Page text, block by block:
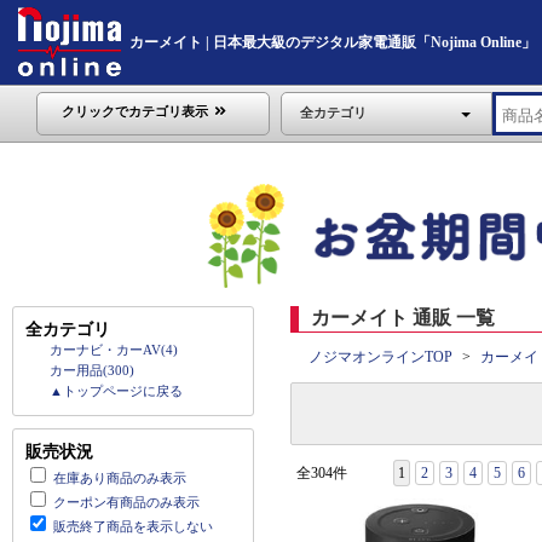
カーメイト | 日本最大級のデジタル家電通販「Nojima Online」
クリックでカテゴリ表示 全カテゴリ
全カテゴリ
カーナビ・カーAV(4)
カー用品(300)
▲トップページに戻る
販売状況
在庫あり商品のみ表示
クーポン有商品のみ表示
販売終了商品を表示しない
カーメイト 通販 一覧
ノジマオンラインTOP カーメイ
全304件 1 2 3 4 5 6